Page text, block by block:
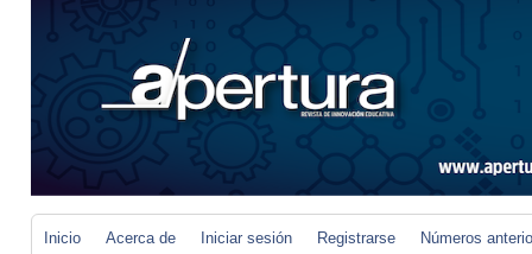
Inicio Acerca de Iniciar sesión Registrarse Números